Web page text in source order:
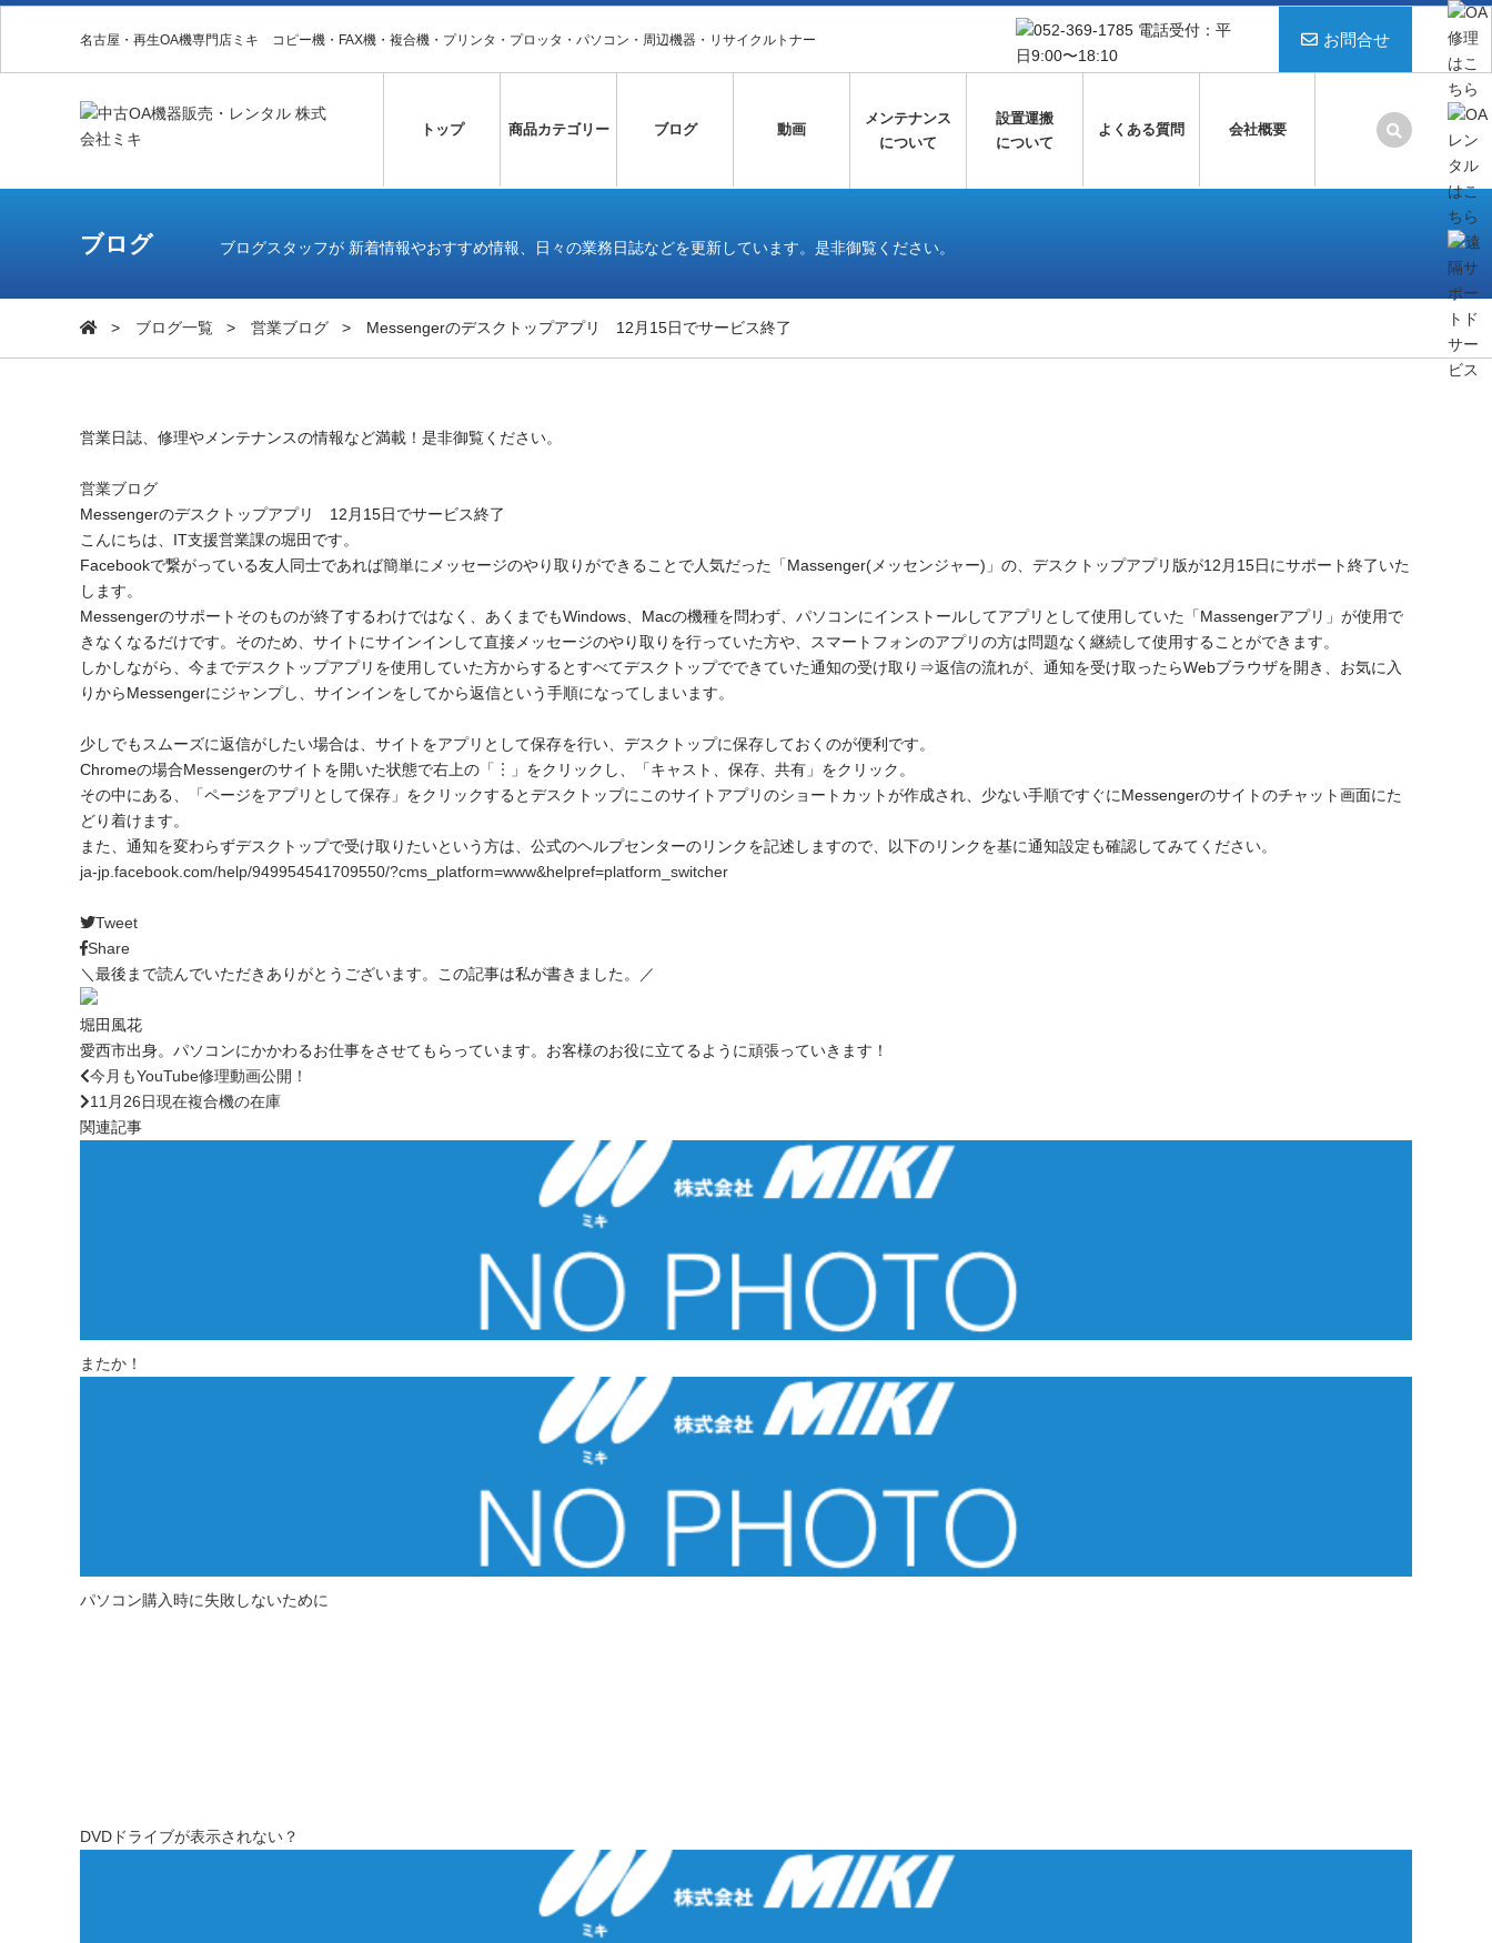
名古屋・再生OA機専門店ミキ コピー機・FAX機・複合機・プリンタ・プロッタ・パソコン・周辺機器・リサイクルトナー お問合せ
トップ 商品カテゴリー ブログ 動画
メンテナンス
について
設置運搬
について
よくある質問 会社概要
ブログ ブログスタッフが 新着情報やおすすめ情報、日々の業務日誌などを更新しています。是非御覧ください。
ブログ一覧 営業ブログ Messengerのデスクトップアプリ 12月15日でサービス終了
営業日誌、修理やメンテナンスの情報など満載！是非御覧ください。
営業ブログ
Messengerのデスクトップアプリ 12月15日でサービス終了
こんにちは、IT支援営業課の堀田です。
Facebookで繋がっている友人同士であれば簡単にメッセージのやり取りができることで人気だった「Massenger(メッセンジャー)」の、デスクトップアプリ版が12月15日にサポート終了いた
します。
Messengerのサポートそのものが終了するわけではなく、あくまでもWindows、Macの機種を問わず、パソコンにインストールしてアプリとして使用していた「Massengerアプリ」が使用で
きなくなるだけです。そのため、サイトにサインインして直接メッセージのやり取りを行っていた方や、スマートフォンのアプリの方は問題なく継続して使用することができます。
しかしながら、今までデスクトップアプリを使用していた方からするとすべてデスクトップでできていた通知の受け取り⇒返信の流れが、通知を受け取ったらWebブラウザを開き、お気に入
りからMessengerにジャンプし、サインインをしてから返信という手順になってしまいます。
少しでもスムーズに返信がしたい場合は、サイトをアプリとして保存を行い、デスクトップに保存しておくのが便利です。
Chromeの場合Messengerのサイトを開いた状態で右上の「︙」をクリックし、「キャスト、保存、共有」をクリック。
その中にある、「ページをアプリとして保存」をクリックするとデスクトップにこのサイトアプリのショートカットが作成され、少ない手順ですぐにMessengerのサイトのチャット画面にた
どり着けます。
また、通知を変わらずデスクトップで受け取りたいという方は、公式のヘルプセンターのリンクを記述しますので、以下のリンクを基に通知設定も確認してみてください。
ja-jp.facebook.com/help/949954541709550/?cms_platform=www&helpref=platform_switcher
Tweet
Share
＼最後まで読んでいただきありがとうございます。この記事は私が書きました。／
堀田風花
愛西市出身。パソコンにかかわるお仕事をさせてもらっています。お客様のお役に立てるように頑張っていきます！
今月もYouTube修理動画公開！
11月26日現在複合機の在庫
関連記事
またか！
パソコン購入時に失敗しないために
DVDドライブが表示されない？